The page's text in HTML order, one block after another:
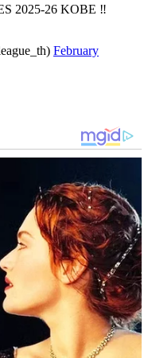
2025-26 KOBE ‼️
February